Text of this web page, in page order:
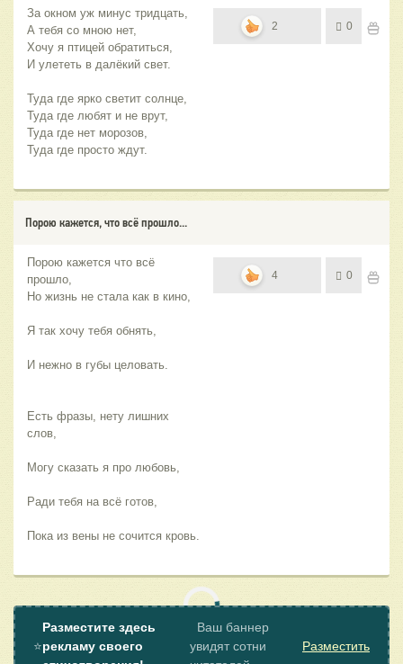
За окном уж минус тридцать,
А тебя со мною нет,
Хочу я птицей обратиться,
И улететь в далёкий свет.
Туда где ярко светит солнце,
Туда где любят и не врут,
Туда где нет морозов,
Туда где просто ждут.
2 0
Порою кажется, что всё прошло...
Порою кажется что всё
прошло,
Но жизнь не стала как в кино,
Я так хочу тебя обнять,
И нежно в губы целовать.
Есть фразы, нету лишних
слов,
Могу сказать я про любовь,
Ради тебя на всё готов,
Пока из вены не сочится кровь.
4 0
⭐
Разместите здесь
рекламу своего
Ваш баннер
увидят сотни
Разместить